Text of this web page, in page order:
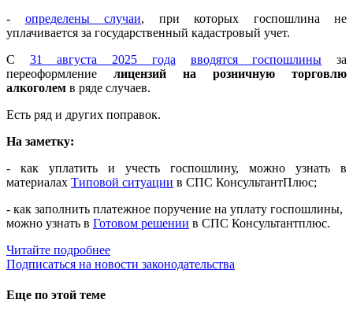
- определены случаи, при которых госпошлина не
уплачивается за государственный кадастровый учет.
С 31 августа 2025 года вводятся госпошлины за
переоформление лицензий на
розничную торговлю
алкоголем в ряде случаев.
Есть ряд и других поправок.
На заметку:
- как уплатить и учесть госпошлину, можно узнать в
материалах Типовой ситуации в СПС КонсультантПлюс;
- как заполнить платежное поручение на уплату госпошлины,
можно узнать в Готовом решении в СПС Консультантплюс.
Читайте подробнее
Подписаться на новости законодательства
Еще по этой теме